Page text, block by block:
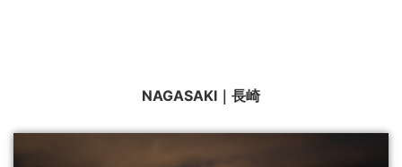
NAGASAKI｜長崎